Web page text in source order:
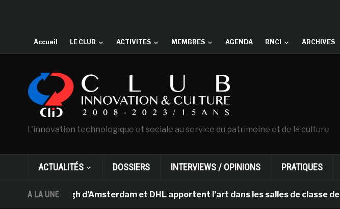
Accueil LE CLUB ACTIVITES MEMBRES AGENDA RNCI ARCHIVES
L'innovation technologique et sociale au service du patrimoine et de la culture
ACTUALITÉS DOSSIERS INTERVIEWS / OPINIONS PRATIQUES
A LA UNE
Van Gogh d’Amsterdam et DHL apportent l’art dans les salles de classe des